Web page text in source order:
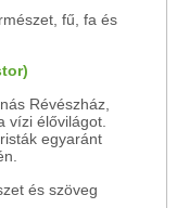
Révészház,
vízi élővilágot.
egyaránt